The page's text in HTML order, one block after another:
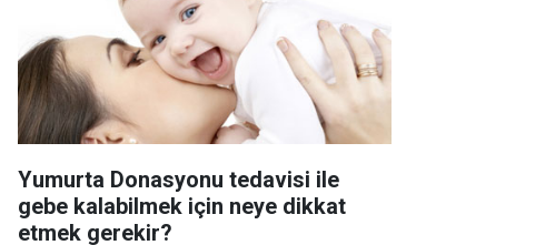
Yumurta Donasyonu tedavisi ile
gebe kalabilmek için neye dikkat
etmek gerekir?